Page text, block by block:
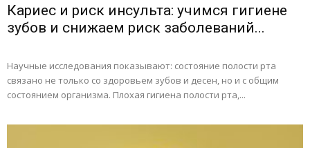
Кариес и риск инсульта: учимся гигиене
зубов и снижаем риск заболеваний...
Научные исследования показывают: состояние полости рта
связано не только со здоровьем зубов и десен, но и с общим
состоянием организма. Плохая гигиена полости рта,...